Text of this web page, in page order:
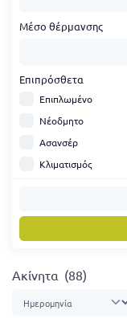
Μέσο θέρμανσης
Επιπρόσθετα
Επιπλωμένο
Νέοδμητο
Ασανσέρ
Κλιματισμός
Ακίνητα (88)